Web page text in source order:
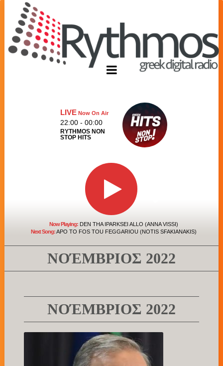
LIVENow On Air
22:00 - 00:00
RYTHMOS NON
STOP HITS
Now Playing:DEN THA IPARKSEI ALLO (ANNA VISSI)
Next Song:APO TO FOS TOU FEGGARIOU (NOTIS SFAKIANAKIS)
ΝΟΈΜΒΡΙΟΣ 2022
ΝΟΈΜΒΡΙΟΣ 2022